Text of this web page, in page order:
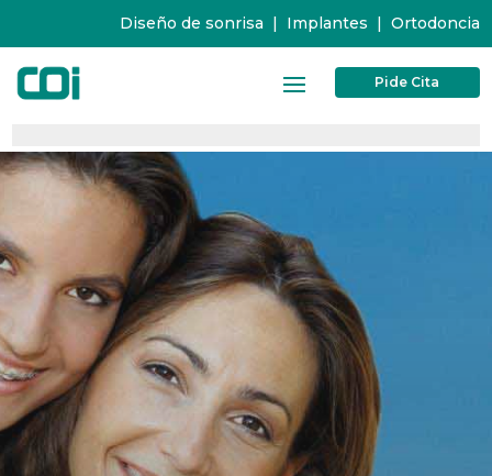
Diseño de sonrisa | Implantes | Ortodoncia
Pide Cita